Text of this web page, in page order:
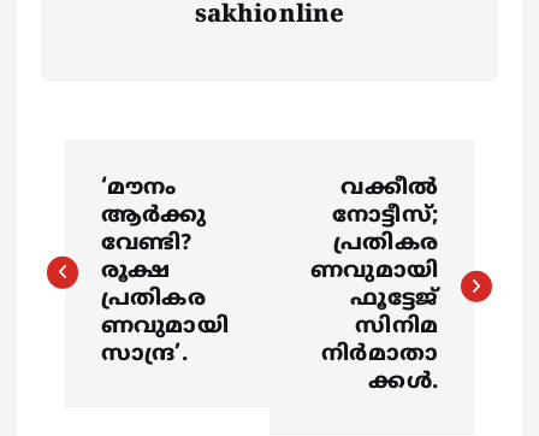
sakhionline
s
‘മൗനം
ആർക്കു
വേണ്ടി?
രൂക്ഷ
പ്രതികര
ണവുമായി
സാന്ദ്ര’.
വക്കീൽ
നോട്ടീസ്;
പ്രതികര
ണവുമായി
ഫൂട്ടേജ്
സിനിമ
നിർമാതാ
ക്കൾ.